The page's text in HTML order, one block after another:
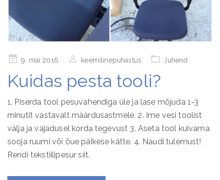
Posted9. mai 2016 keemilinepuhastus Juhend
Kuidas pesta tooli?
1. Piserda tool pesuvahendiga üle ja lase mõjuda 1-3
minutit vastavalt määrdusastmele. 2. Ime vesi toolist
välja ja vajadusel korda tegevust 3. Aseta tool kuivama
sooja ruumi või õue päikese kätte. 4. Naudi tulemust!
Rendi tekstiilipesur siit.